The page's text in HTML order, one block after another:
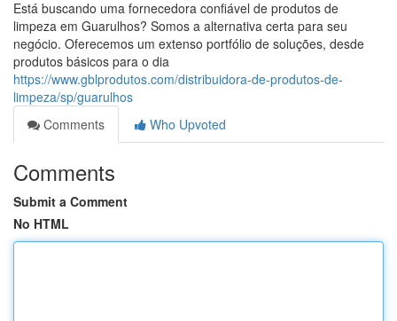
Está buscando uma fornecedora confiável de produtos de
limpeza em Guarulhos? Somos a alternativa certa para seu
negócio. Oferecemos um extenso portfólio de soluções, desde
produtos básicos para o dia
https://www.gblprodutos.com/distribuidora-de-produtos-de-
limpeza/sp/guarulhos
Comments
Who Upvoted
Comments
Submit a Comment
No HTML